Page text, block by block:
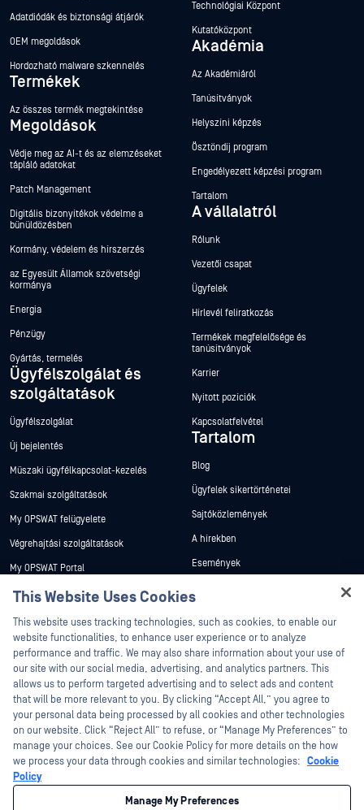
Adatdiódák és biztonsági átjárók
OEM megoldások
Hordozható malware szkennelés
Termékek
Az összes termék megtekintése
Megoldások
Védje meg az AI-t és az elemzéseket
tápláló adatokat
Patch Management
Digitális bizonyítékok védelme a
bűnüldözésben
Kormány, védelem és hírszerzés
az Egyesült Államok szövetségi
kormánya
Energia
Pénzügy
Gyártás, termelés
Ügyfélszolgálat és
szolgáltatások
Ügyfélszolgálat
Új bejelentés
Műszaki ügyfélkapcsolat-kezelés
Szakmai szolgáltatások
My OPSWAT felügyelete
Végrehajtási szolgáltatások
My OPSWAT Portal
Műszaki dokumentáció
Képzések
Biztonsági sebezhetőségi program
Partnerek
Tanúsítvány
Technológiai partnerek
Channel partner program
Technológiai Központ
Kutatóközpont
Akadémia
Az Akadémiáról
Tanúsítványok
Helyszíni képzés
Ösztöndíj program
Engedélyezett képzési program
Tartalom
A vállalatról
Rólunk
Vezetői csapat
Ügyfelek
Hírlevél feliratkozás
Termékek megfelelősége és
tanúsítványok
Karrier
Nyitott pozíciók
Kapcsolatfelvétel
Tartalom
Blog
Ügyfelek sikertörténetei
Sajtóközlemények
A hírekben
Események
Fehér könyvek
©2026 OPSWAT . Minden jog fenntartva. OPSWAT, MetaDefender, Metascan,
MetaAccess, az OPSWAT , Trust no File. Trust No Device., OPSWAT , Protecting the
World's Critical Infrastructure, Deep CDR™ Technology, InQuest, az InQuest logó,
This Website Uses Cookies
This website uses tracking technologies, such as cookies, to enable our
website functionalities, to enhance user experience or to analyze
performance and traffic. We may also share information about your use of
our site with our social media, advertising, and analytics partners. This
allows us to perform targeted advertising and to select ads and content
that will be more relevant to you. By clicking “Accept All,” you agree to
your personal data being processed by all cookies and other technologies
on our website. Click “Reject All” to refuse, or “Manage My Preferences” to
manage your choices. See our Cookie Policy for more details on the how
we process your data through cookies and similar technologies: Cookie
Policy
Manage My Preferences
Hey there!
I'm Ozzy, your OPSWAT virtual assistant.
How can I help you secure what's critical
today?